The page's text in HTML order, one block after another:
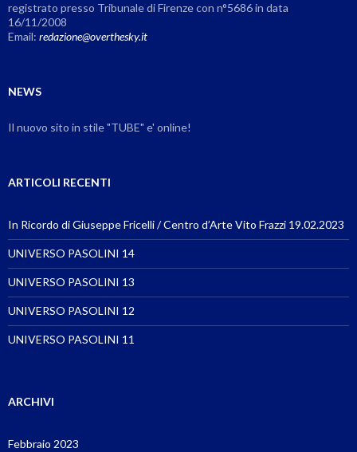
registrato presso Tribunale di Firenze con n°5686 in data
16/11/2008
Email: redazione@overthesky.it
NEWS
Il nuovo sito in stile "TUBE" e' online!
ARTICOLI RECENTI
In Ricordo di Giuseppe Fricelli / Centro d’Arte Vito Frazzi 19.02.2023
UNIVERSO PASOLINI 14
UNIVERSO PASOLINI 13
UNIVERSO PASOLINI 12
UNIVERSO PASOLINI 11
ARCHIVI
Febbraio 2023